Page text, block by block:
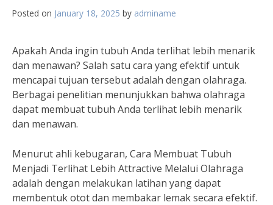
Posted on January 18, 2025 by adminame
Apakah Anda ingin tubuh Anda terlihat lebih menarik
dan menawan? Salah satu cara yang efektif untuk
mencapai tujuan tersebut adalah dengan olahraga.
Berbagai penelitian menunjukkan bahwa olahraga
dapat membuat tubuh Anda terlihat lebih menarik
dan menawan.
Menurut ahli kebugaran, Cara Membuat Tubuh
Menjadi Terlihat Lebih Attractive Melalui Olahraga
adalah dengan melakukan latihan yang dapat
membentuk otot dan membakar lemak secara efektif.